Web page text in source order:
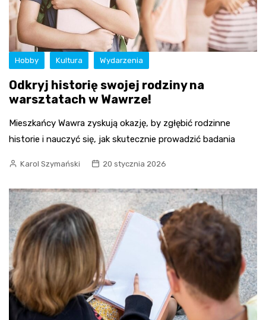
Hobby Kultura Wydarzenia
Odkryj historię swojej rodziny na
warsztatach w Wawrze!
Mieszkańcy Wawra zyskują okazję, by zgłębić rodzinne
historie i nauczyć się, jak skutecznie prowadzić badania
Karol Szymański 20 stycznia 2026